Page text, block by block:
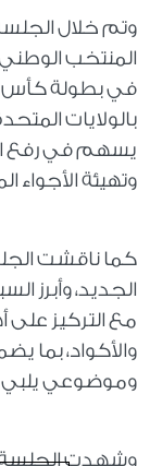
وتم خلال
المنتخب
في بطولة كأس
بالولايات
يسهم في رفع
وتهيئة الأجواء
كما ناقشت
الجديد، وأبرز
مع التركيز على
والأكواد، بما
وموضوعي يلبي
وشهدت الجلسة